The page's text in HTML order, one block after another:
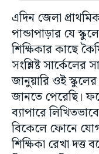
এদিন জেলা
পান্ডাপাড়ার যে
শিক্ষিকার কাছে
সংশ্লিষ্ট
জানুয়ারি ওই
জানতে পেরেছি।
ব্যাপারে
বিকেলে ফোনে
শিক্ষিকা রেখা